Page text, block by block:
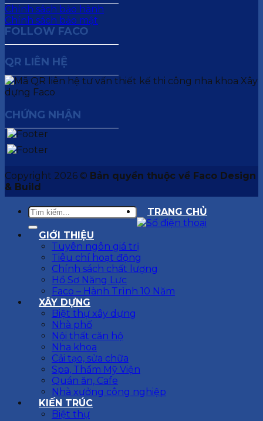
Chính sách bảo hành
Chính sách bảo mật
FOLLOW FACO
QR LIÊN HỆ
CHỨNG NHẬN
Copyright 2026 © Bản quyền thuộc về Faco Design
& Build
TRANG CHỦ
GIỚI THIỆU
Tuyên ngôn giá trị
Tiêu chí hoạt động
Chính sách chất lượng
Hồ Sơ Năng Lực
Faco – Hành Trình 10 Năm
XÂY DỰNG
Biệt thự xây dựng
Nhà phố
Nội thất căn hộ
Nha khoa
Cải tạo, sửa chữa
Spa, Thẩm Mỹ Viện
Quán ăn, Cafe
Nhà xưởng công nghiệp
KIẾN TRÚC
Biệt thự